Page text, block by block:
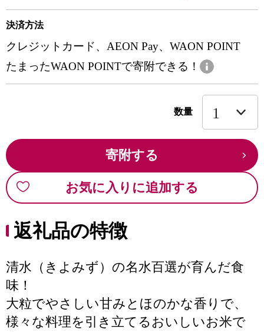
決済方法
クレジットカード、AEON Pay、WAON POINT
たまったWAON POINTで寄附できる！
数量
寄附する
お気に入りに追加する
返礼品の特徴
清水（きよみず）の名水百選が育んだ食
味！
大粒でやさしい甘みとほのかな香りで、
様々な料理を引き立てるおいしいお米で